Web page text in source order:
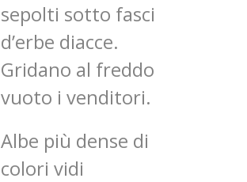
sepolti sotto fasci
d’erbe diacce.
Gridano al freddo
vuoto i venditori.
Albe più dense di
colori vidi